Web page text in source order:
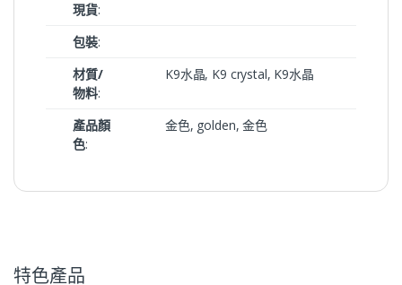
現貨:
包裝:
材質/
物料:
K9水晶, K9 crystal, K9水晶
產品顏
色:
金色, golden, 金色
特色產品